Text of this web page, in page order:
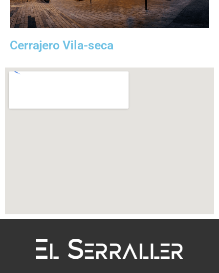
Cerrajero Vila-seca